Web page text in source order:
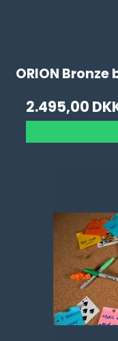
ORION Bronze
2.495,00